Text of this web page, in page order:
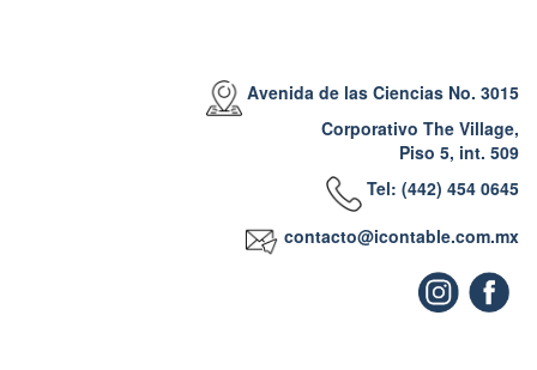
Avenida de las Ciencias No. 3015
Corporativo The Village,
Piso 5, int. 509
Tel: (442) 454 0645
contacto@icontable.com.mx